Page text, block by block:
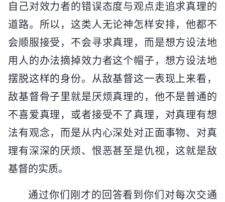
自己对效力者的错误态度与观点走追求真理的
道路。所以，这类人无论神怎样安排，他都不
会顺服接受，不会寻求真理，而是想方设法地
用人的办法摘掉效力者这个帽子，想方设法地
摆脱这样的身份。从敌基督这一表现上来看，
敌基督骨子里就是厌烦真理的，他不是普通的
不喜爱真理，或者接受不了真理，对真理有想
法有观念，而是从内心深处对正面事物、对真
理有深深的厌烦、恨恶甚至是仇视，这就是敌
基督的实质。
通过你们刚才的回答看到你们对每次交通